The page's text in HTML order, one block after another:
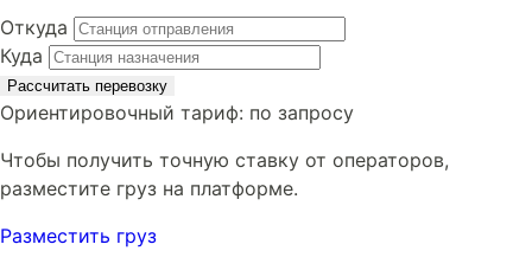
Откуда
Куда
Рассчитать перевозку
Ориентировочный тариф: по запросу
Чтобы получить точную ставку от операторов,
разместите груз на платформе.
Разместить груз